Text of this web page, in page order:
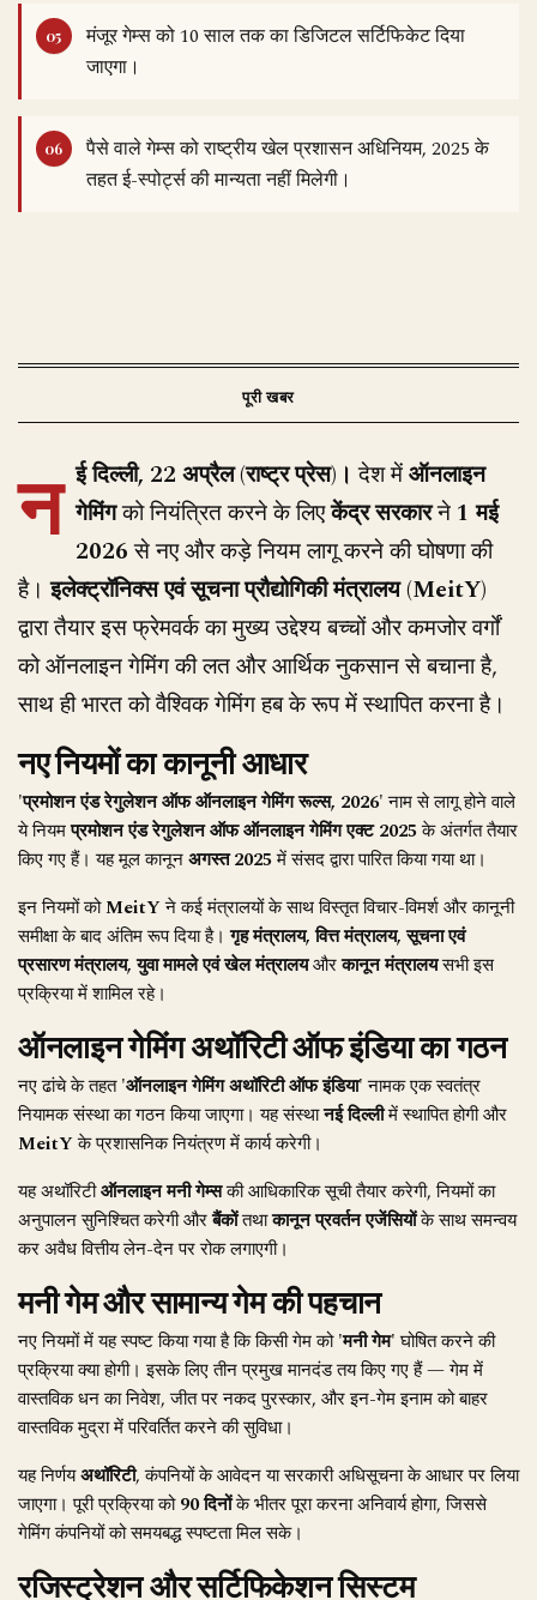
मंजूर गेम्स को 10 साल तक का डिजिटल सर्टिफिकेट दिया
जाएगा।
पैसे वाले गेम्स को राष्ट्रीय खेल प्रशासन अधिनियम, 2025 के
तहत ई-स्पोर्ट्स की मान्यता नहीं मिलेगी।
न ई दिल्ली, 22 अप्रैल (राष्ट्र प्रेस)। देश मेंऑनलाइन
गेमिंगको नियंत्रित करने के लिएकेंद्र सरकारने 1 मई
2026से नए और कड़े नियम लागू करने की घोषणा की
है।इलेक्ट्रॉनिक्स एवं सूचना प्रौद्योगिकी मंत्रालय (MeitY)
द्वारा तैयार इस फ्रेमवर्क का मुख्य उद्देश्य बच्चों और कमजोर वर्गों
को ऑनलाइन गेमिंग की लत और आर्थिक नुकसान से बचाना है,
साथ ही भारत को वैश्विक गेमिंग हब के रूप में स्थापित करना है।
नए नियमों का कानूनी आधार
'प्रमोशन एंड रेगुलेशन ऑफ ऑनलाइन गेमिंग रूल्स, 2026'नाम से लागू होने वाले
ये नियमप्रमोशन एंड रेगुलेशन ऑफ ऑनलाइन गेमिंग एक्ट 2025के अंतर्गत तैयार
किए गए हैं। यह मूल कानूनअगस्त 2025में संसद द्वारा पारित किया गया था।
इन नियमों कोMeitYने कई मंत्रालयों के साथ विस्तृत विचार-विमर्श और कानूनी
समीक्षा के बाद अंतिम रूप दिया है।गृह मंत्रालय, वित्त मंत्रालय, सूचना एवं
प्रसारण मंत्रालय, युवा मामले एवं खेल मंत्रालयऔरकानून मंत्रालयसभी इस
प्रक्रिया में शामिल रहे।
ऑनलाइन गेमिंग अथॉरिटी ऑफ इंडिया का गठन
नए ढांचे के तहत'ऑनलाइन गेमिंग अथॉरिटी ऑफ इंडिया'नामक एक स्वतंत्र
नियामक संस्था का गठन किया जाएगा। यह संस्थानई दिल्लीमें स्थापित होगी और
MeitYके प्रशासनिक नियंत्रण में कार्य करेगी।
यह अथॉरिटीऑनलाइन मनी गेम्सकी आधिकारिक सूची तैयार करेगी, नियमों का
अनुपालन सुनिश्चित करेगी औरबैंकोंतथाकानून प्रवर्तन एजेंसियोंके साथ समन्वय
कर अवैध वित्तीय लेन-देन पर रोक लगाएगी।
मनी गेम और सामान्य गेम की पहचान
नए नियमों में यह स्पष्ट किया गया है कि किसी गेम को'मनी गेम'घोषित करने की
प्रक्रिया क्या होगी। इसके लिए तीन प्रमुख मानदंड तय किए गए हैं — गेम में
वास्तविक धन का निवेश, जीत पर नकद पुरस्कार, और इन-गेम इनाम को बाहर
वास्तविक मुद्रा में परिवर्तित करने की सुविधा।
यह निर्णयअथॉरिटी, कंपनियों के आवेदन या सरकारी अधिसूचना के आधार पर लिया
जाएगा। पूरी प्रक्रिया को90 दिनोंके भीतर पूरा करना अनिवार्य होगा, जिससे
गेमिंग कंपनियों को समयबद्ध स्पष्टता मिल सके।
रजिस्ट्रेशन और सर्टिफिकेशन सिस्टम